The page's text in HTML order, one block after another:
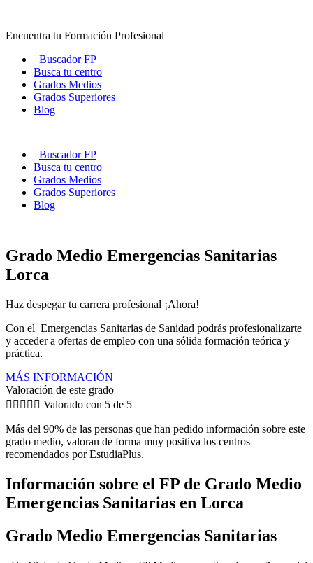
contenido
Encuentra tu Formación Profesional
Buscador FP
Busca tu centro
Grados Medios
Grados Superiores
Blog
Buscador FP
Busca tu centro
Grados Medios
Grados Superiores
Blog
Grado Medio Emergencias Sanitarias
Lorca
Haz despegar tu carrera profesional ¡Ahora!
Con el Emergencias Sanitarias de Sanidad podrás profesionalizarte
y acceder a ofertas de empleo con una sólida formación teórica y
práctica.
MÁS INFORMACIÓN
Valoración de este grado
     Valorado con 5 de 5
Más del 90% de las personas que han pedido información sobre este
grado medio, valoran de forma muy positiva los centros
recomendados por EstudiaPlus.
Información sobre el FP de Grado Medio
Emergencias Sanitarias en Lorca
Grado Medio Emergencias Sanitarias